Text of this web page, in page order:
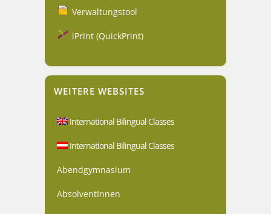
Verwaltungstool
iPrint (QuickPrint)
WEITERE WEBSITES
International Bilingual Classes
International Bilingual Classes
Abendgymnasium
AbsolventInnen